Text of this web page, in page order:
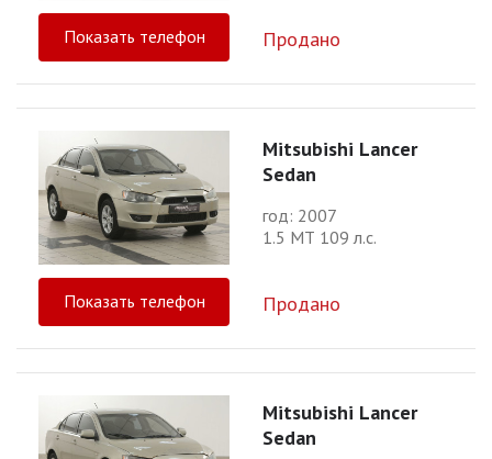
Показать телефон Продано
Mitsubishi Lancer
Sedan
год: 2007
1.5 МТ 109 л.с.
Показать телефон Продано
Mitsubishi Lancer
Sedan